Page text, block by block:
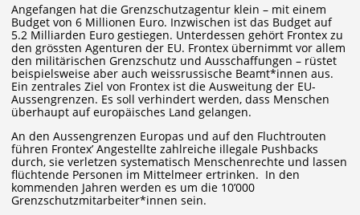
Angefangen hat die Grenzschutzagentur klein – mit einem
Budget von 6 Millionen Euro. Inzwischen ist das Budget auf
5.2 Milliarden Euro gestiegen. Unterdessen gehört Frontex zu
den grössten Agenturen der EU. Frontex übernimmt vor allem
den militärischen Grenzschutz und Ausschaffungen – rüstet
beispielsweise aber auch weissrussische Beamt*innen aus.
Ein zentrales Ziel von Frontex ist die Ausweitung der EU-
Aussengrenzen. Es soll verhindert werden, dass Menschen
überhaupt auf europäisches Land gelangen.
An den Aussengrenzen Europas und auf den Fluchtrouten
führen Frontex’ Angestellte zahlreiche illegale Pushbacks
durch, sie verletzen systematisch Menschenrechte und lassen
flüchtende Personen im Mittelmeer ertrinken. In den
kommenden Jahren werden es um die 10’000
Grenzschutzmitarbeiter*innen sein.